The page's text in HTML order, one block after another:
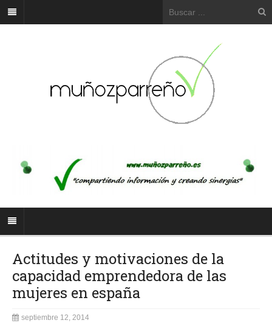
Actitudes y motivaciones de la
capacidad emprendedora de las
mujeres en españa
septiembre 12, 2014